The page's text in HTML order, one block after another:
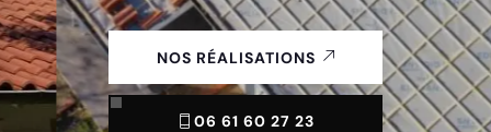
NOS RÉALISATIONS
06 61 60 27 23